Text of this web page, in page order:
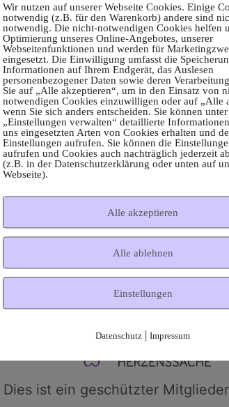
Dies ist ein geschützter
Wir nutzen auf unserer Webseite Cookies. Einige
notwendig (z.B. für den Warenkorb) andere sind
notwendig. Die nicht-notwendigen Cookies helfen
Optimierung unseres Online-Angebotes, unserer
Webseitenfunktionen und werden für
eingesetzt. Die Einwilligung umfasst die
Informationen auf Ihrem Endgerät, das Auslesen
personenbezogener Daten sowie deren
Sie auf „Alle akzeptieren“, um in den Einsatz von
notwendigen Cookies einzuwilligen oder auf „Alle
wenn Sie sich anders entscheiden. Sie können unter
„Einstellungen verwalten“ detaillierte
uns eingesetzten Arten von Cookies erhalten und
Einstellungen aufrufen. Sie können die
aufrufen und Cookies auch nachträglich jederzeit
(z.B. in der Datenschutzerklärung oder unten auf
Webseite).
Alle akzeptieren
Alle ablehnen
Einstellungen
Datenschutz | Impressum